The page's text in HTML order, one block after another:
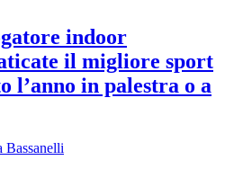
indoor
il migliore sport
l’anno in palestra o a
Bassanelli